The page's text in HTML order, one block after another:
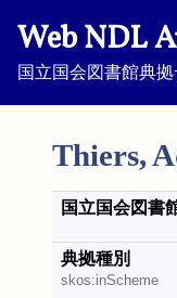
Web NDL
国立国会図書館典
Thiers,
国立国会図書
典拠種別
skos:inScheme